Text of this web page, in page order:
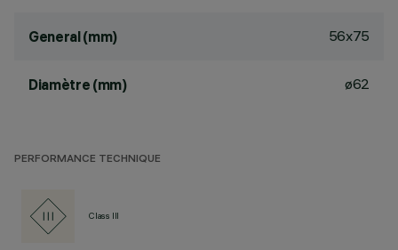
General (mm) 56x75
Diamètre (mm) ø62
PERFORMANCE TECHNIQUE
Class III